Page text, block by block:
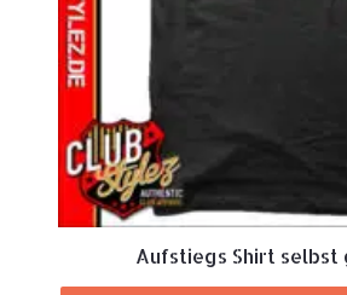
Aufstiegs Shirt selbst